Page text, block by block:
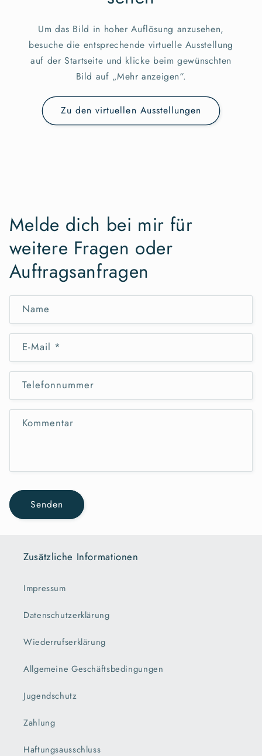
Um das Bild in hoher Auflösung anzusehen,
besuche die entsprechende virtuelle Ausstellung
auf der Startseite und klicke beim gewünschten
Bild auf „Mehr anzeigen“.
Zu den virtuellen Ausstellungen
Melde dich bei mir für
weitere Fragen oder
Auftragsanfragen
Name
E-Mail *
Telefonnummer
Kommentar
Senden
Zusätzliche Informationen
Impressum
Datenschutzerklärung
Wiederrufserklärung
Allgemeine Geschäftsbedingungen
Jugendschutz
Zahlung
Haftungsausschluss